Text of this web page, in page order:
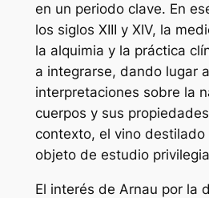
en un periodo clave. En
los siglos XIII y XIV, la
la alquimia y la práctica
a integrarse, dando lugar
interpretaciones sobre la
cuerpos y sus
contexto, el vino
objeto de estudio
El interés de Arnau por la